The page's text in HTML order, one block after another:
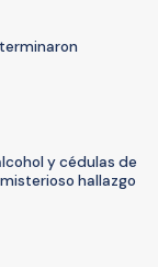
y cédulas de
hallazgo